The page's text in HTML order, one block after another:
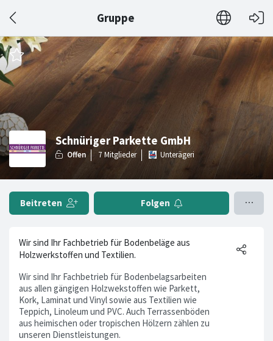
Gruppe
Schnüriger Parkette GmbH
Unterägeri
Beitreten Folgen
Wir sind Ihr Fachbetrieb für Bodenbeläge aus
Holzwerkstoffen und Textilien.
Wir sind Ihr Fachbetrieb für Bodenbelagsarbeiten
aus allen gängigen Holzwekstoffen wie Parkett,
Kork, Laminat und Vinyl sowie aus Textilien wie
Teppich, Linoleum und PVC. Auch Terrassenböden
aus heimischen oder tropischen Hölzern zählen zu
unseren Dienstleistungen.